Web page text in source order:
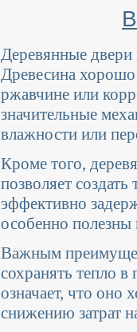
Деревянные двери
Древесина хорошо
ржавчине или
значительные
влажности или
Кроме того,
позволяет
эффективно
особенно
Важным
сохранять тепло
означает, что оно
снижению затрат